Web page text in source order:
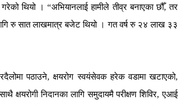
गरेको थियो । “अभियानलाई हामीले तीव्र बनाएका छौँ,तर
रु सात लाखमात्र बजेट थियो । गत वर्ष रु २४ लाख ३३
पठाउने,क्षयरोग स्वयंसेवक हरेक वडामा खटाएको,
क्षयरोगी निदानका लागि समुदायमै परीक्षण शिविर,एआई